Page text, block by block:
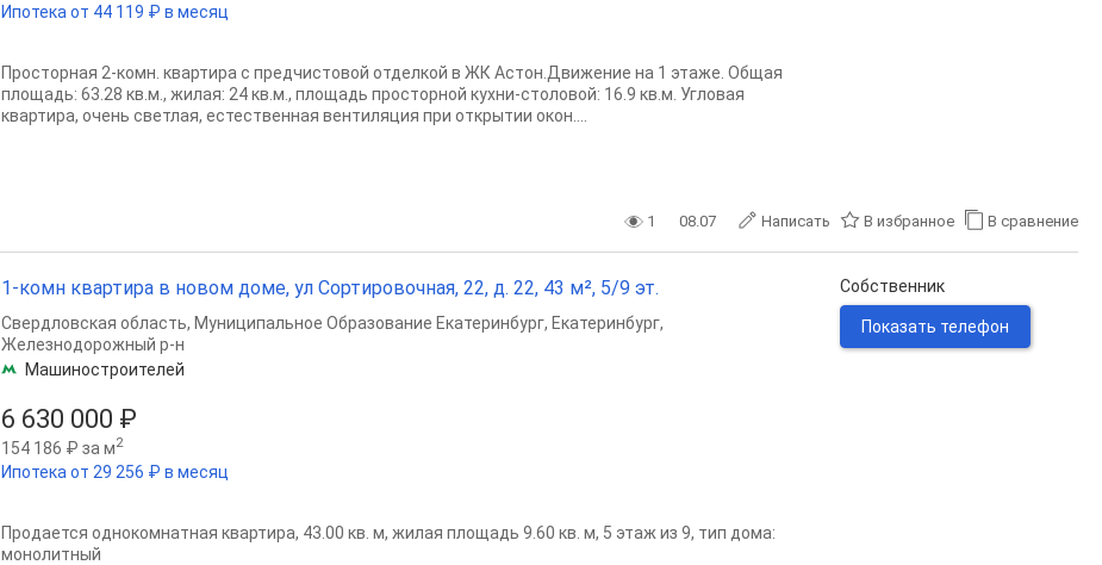
Ипотека от 44 119 ₽ в месяц
Просторная 2-комн. квартира с предчистовой отделкой в ЖК Астон.Движение на 1 этаже. Общая
площадь: 63.28 кв.м., жилая: 24 кв.м., площадь просторной кухни-столовой: 16.9 кв.м. Угловая
квартира, очень светлая, естественная вентиляция при открытии окон....
1 08.07 Написать В избранное В сравнение
1-комн квартира в новом доме, ул Сортировочная, 22, д. 22, 43 м², 5/9 эт.
6 630 000 ₽
154 186 ₽ за м2
Ипотека от 29 256 ₽ в месяц
Свердловская область, Муниципальное Образование Екатеринбург, Екатеринбург,
Железнодорожный р-н
Машиностроителей
Продается однокомнатная квартира, 43.00 кв. м, жилая площадь 9.60 кв. м, 5 этаж из 9, тип дома:
монолитный
Собственник
Показать телефон